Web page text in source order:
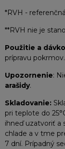
*RVH -
**RVH nie je
Použitie a
prípravu pokrmov.
Upozornenie:
arašidy.
Skladovanie:
pri teplote do
ihneď uzatvoriť a
chlade a v tme
7 dní. Prípadný